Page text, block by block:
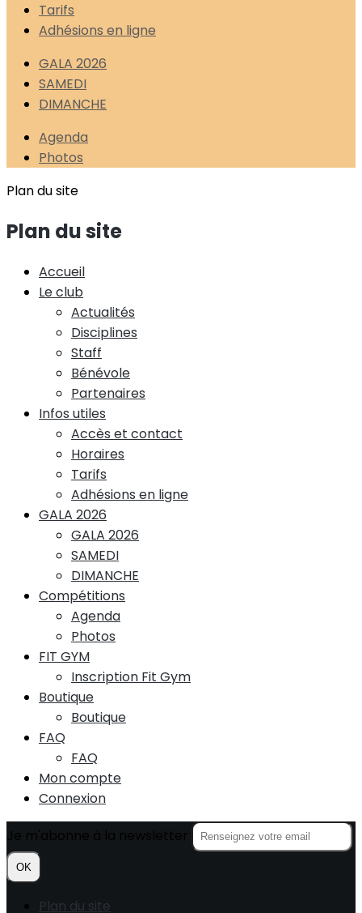
Tarifs
Adhésions en ligne
GALA 2026
SAMEDI
DIMANCHE
Agenda
Photos
Plan du site
Plan du site
Accueil
Le club
Actualités
Disciplines
Staff
Bénévole
Partenaires
Infos utiles
Accès et contact
Horaires
Tarifs
Adhésions en ligne
GALA 2026
GALA 2026
SAMEDI
DIMANCHE
Compétitions
Agenda
Photos
FIT GYM
Inscription Fit Gym
Boutique
Boutique
FAQ
FAQ
Mon compte
Connexion
OK
Plan du site